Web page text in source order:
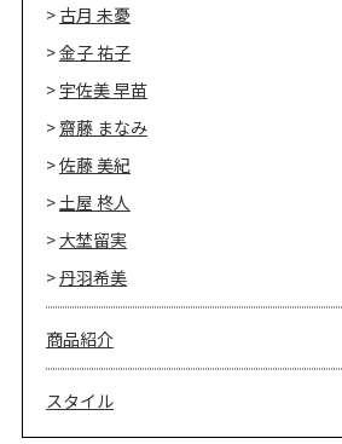
古月 未憂
金子 祐子
宇佐美 早苗
齋藤 まなみ
佐藤 美紀
土屋 柊人
大埜留実
丹羽希美
商品紹介
スタイル